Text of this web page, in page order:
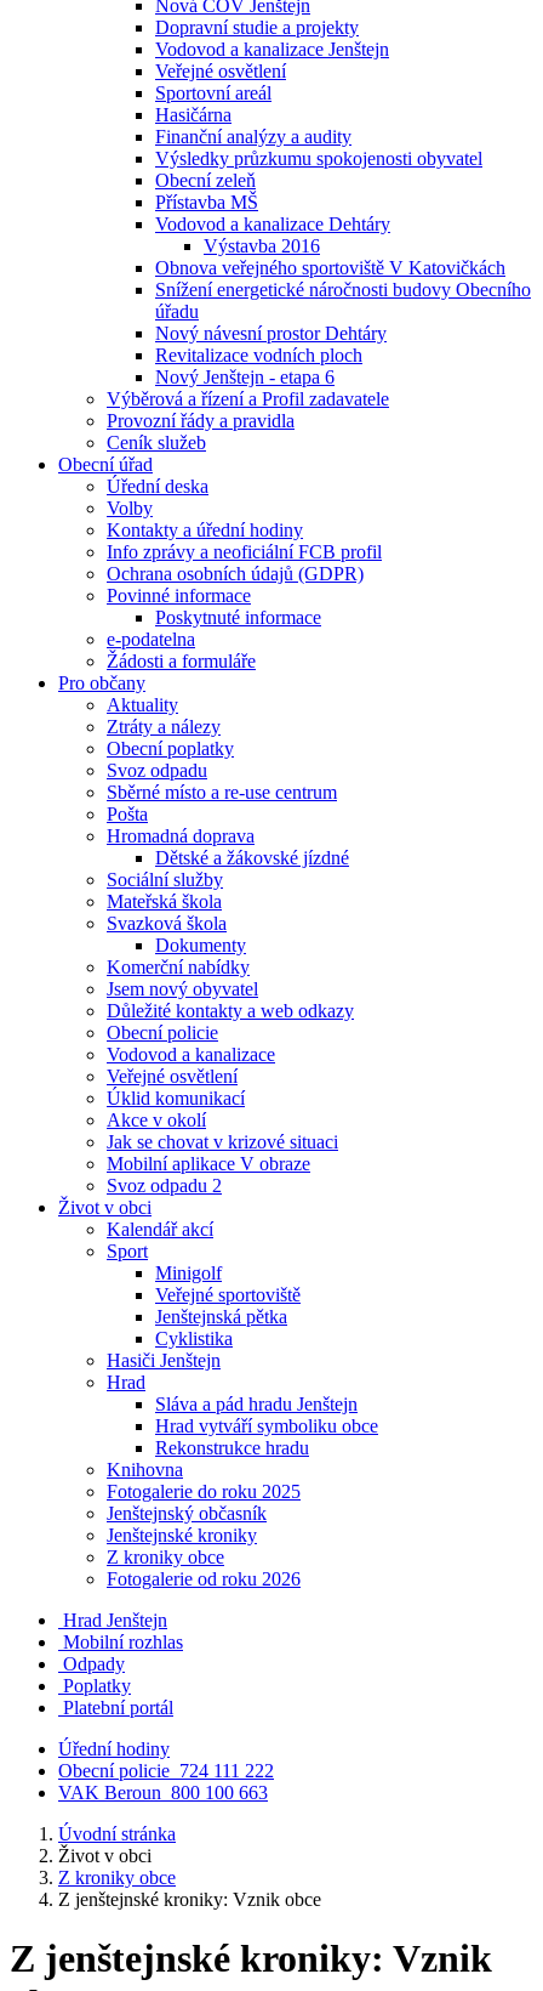
Nová ČOV Jenštejn
Dopravní studie a projekty
Vodovod a kanalizace Jenštejn
Veřejné osvětlení
Sportovní areál
Hasičárna
Finanční analýzy a audity
Výsledky průzkumu spokojenosti obyvatel
Obecní zeleň
Přístavba MŠ
Vodovod a kanalizace Dehtáry
Výstavba 2016
Obnova veřejného sportoviště V Katovičkách
Snížení energetické náročnosti budovy Obecního
úřadu
Nový návesní prostor Dehtáry
Revitalizace vodních ploch
Nový Jenštejn - etapa 6
Výběrová a řízení a Profil zadavatele
Provozní řády a pravidla
Ceník služeb
Obecní úřad
Úřední deska
Volby
Kontakty a úřední hodiny
Info zprávy a neoficiální FCB profil
Ochrana osobních údajů (GDPR)
Povinné informace
Poskytnuté informace
e-podatelna
Žádosti a formuláře
Pro občany
Aktuality
Ztráty a nálezy
Obecní poplatky
Svoz odpadu
Sběrné místo a re-use centrum
Pošta
Hromadná doprava
Dětské a žákovské jízdné
Sociální služby
Mateřská škola
Svazková škola
Dokumenty
Komerční nabídky
Jsem nový obyvatel
Důležité kontakty a web odkazy
Obecní policie
Vodovod a kanalizace
Veřejné osvětlení
Úklid komunikací
Akce v okolí
Jak se chovat v krizové situaci
Mobilní aplikace V obraze
Svoz odpadu 2
Život v obci
Kalendář akcí
Sport
Minigolf
Veřejné sportoviště
Jenštejnská pětka
Cyklistika
Hasiči Jenštejn
Hrad
Sláva a pád hradu Jenštejn
Hrad vytváří symboliku obce
Rekonstrukce hradu
Knihovna
Fotogalerie do roku 2025
Jenštejnský občasník
Jenštejnské kroniky
Z kroniky obce
Fotogalerie od roku 2026
Hrad Jenštejn
Mobilní rozhlas
Odpady
Poplatky
Platební portál
Úřední hodiny
Obecní policie 724 111 222
VAK Beroun 800 100 663
Úvodní stránka
Život v obci
Z kroniky obce
Z jenštejnské kroniky: Vznik obce
Z jenštejnské kroniky: Vznik